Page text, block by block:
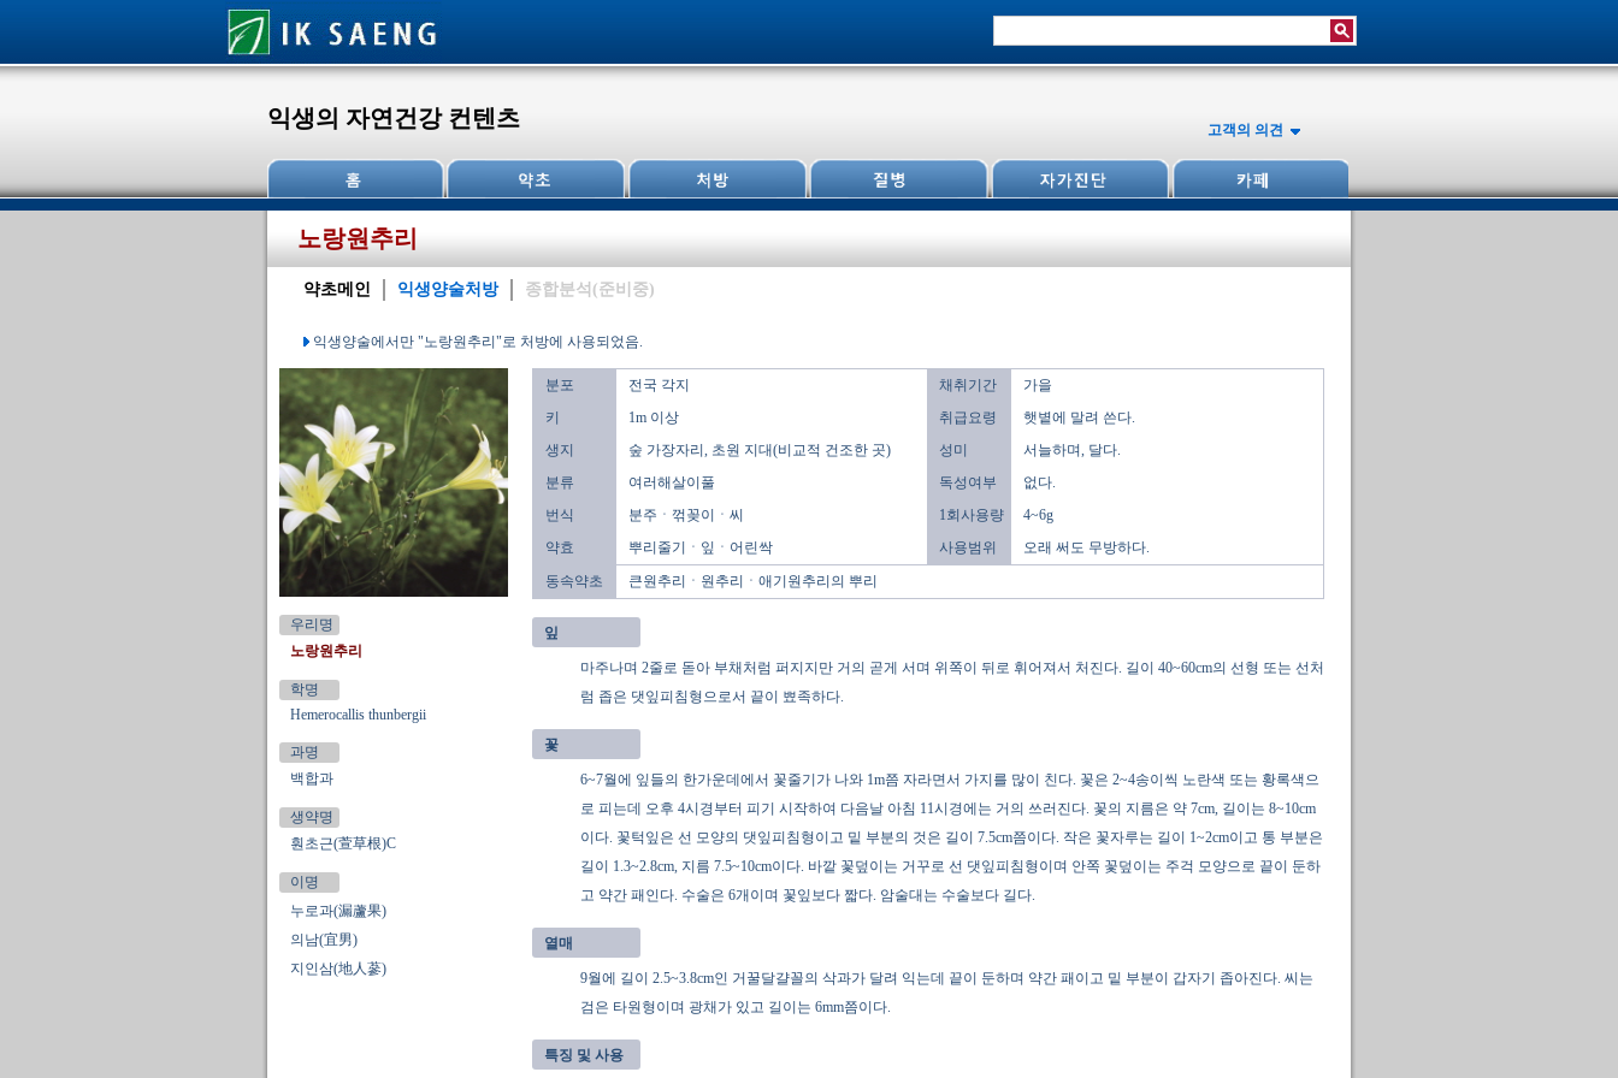
익생의 자연건강 컨텐츠 고객의 의견
노랑원추리
약초메인 익생양술처방 종합분석(준비중)
익생양술에서만 "노랑원추리"로 처방에 사용되었음.
우리명
노랑원추리
학명
Hemerocallis thunbergii
과명
백합과
생약명
훤초근(萱草根)C
이명
누로과(漏蘆果)
의남(宜男)
지인삼(地人蔘)
분포 전국 각지 채취기간
가을
키
1m 이상 취급요령
햇볕에 말려 쓴다.
생지
숲 가장자리, 초원 지대(비교적 건조한 곳) 성미
서늘하며, 달다.
분류
여러해살이풀 독성여부
없다.
번식
분주ㆍ꺾꽂이ㆍ씨 1회사용량
4~6g
약효
뿌리줄기ㆍ잎ㆍ어린싹 사용범위
오래 써도 무방하다.
동속약초
큰원추리ㆍ원추리ㆍ애기원추리의 뿌리
잎
마주나며 2줄로 돋아 부채처럼 퍼지지만 거의 곧게 서며 위쪽이 뒤로 휘어져서 처진다. 길이 40~60cm의 선형 또는 선처
럼 좁은 댓잎피침형으로서 끝이 뾰족하다.
꽃
6~7월에 잎들의 한가운데에서 꽃줄기가 나와 1m쯤 자라면서 가지를 많이 친다. 꽃은 2~4송이씩 노란색 또는 황록색으
로 피는데 오후 4시경부터 피기 시작하여 다음날 아침 11시경에는 거의 쓰러진다. 꽃의 지름은 약 7cm, 길이는 8~10cm
이다. 꽃턱잎은 선 모양의 댓잎피침형이고 밑 부분의 것은 길이 7.5cm쯤이다. 작은 꽃자루는 길이 1~2cm이고 통 부분은
길이 1.3~2.8cm, 지름 7.5~10cm이다. 바깥 꽃덮이는 거꾸로 선 댓잎피침형이며 안쪽 꽃덮이는 주걱 모양으로 끝이 둔하
고 약간 패인다. 수술은 6개이며 꽃잎보다 짧다. 암술대는 수술보다 길다.
열매
9월에 길이 2.5~3.8cm인 거꿀달걀꼴의 삭과가 달려 익는데 끝이 둔하며 약간 패이고 밑 부분이 갑자기 좁아진다. 씨는
검은 타원형이며 광채가 있고 길이는 6mm쯤이다.
특징 및 사용